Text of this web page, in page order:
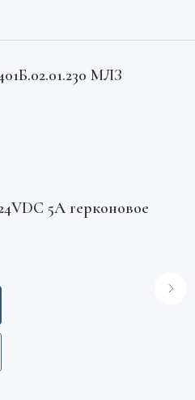
МЛЗ
5А герконовое